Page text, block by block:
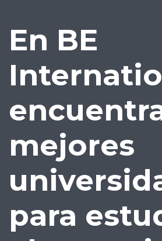
En BE
mejores
para